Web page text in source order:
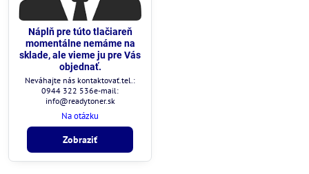
Náplň pre túto tlačiareň
momentálne nemáme na
sklade, ale vieme ju pre Vás
objednať.
Neváhajte nás kontaktovať.tel.:
0944 322 536e-mail:
info@readytoner.sk
Na otázku
Zobraziť